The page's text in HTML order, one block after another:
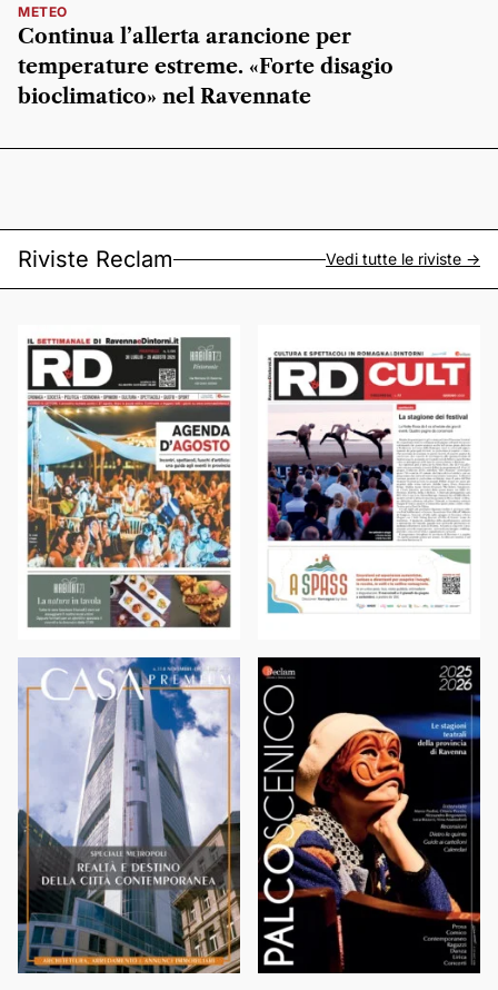
METEO
Continua l’allerta arancione per
temperature estreme. «Forte disagio
bioclimatico» nel Ravennate
Riviste Reclam Vedi tutte le riviste ->